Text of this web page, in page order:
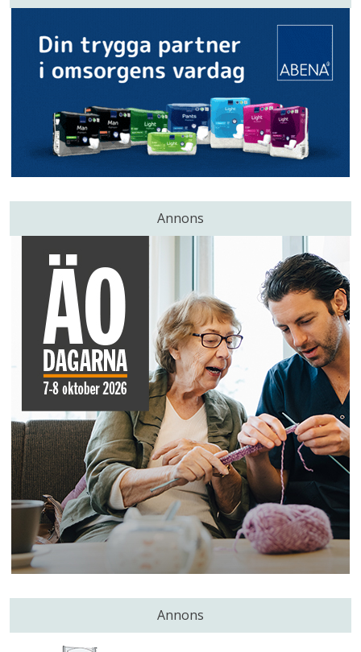
Annons
Annons